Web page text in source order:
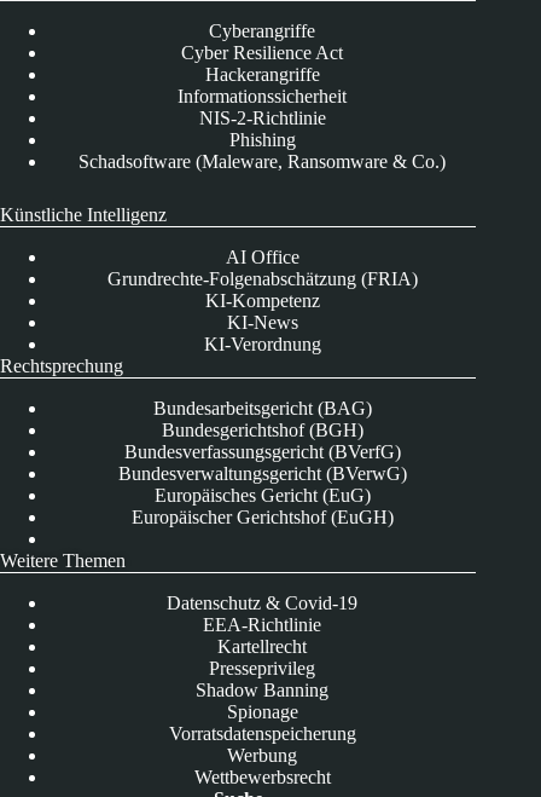
Cyberangriffe
Cyber Resilience Act
Hackerangriffe
Informationssicherheit
NIS-2-Richtlinie
Phishing
Schadsoftware (Maleware, Ransomware & Co.)
Künstliche Intelligenz
AI Office
Grundrechte-Folgenabschätzung (FRIA)
KI-Kompetenz
KI-News
KI-Verordnung
Rechtsprechung
Bundesarbeitsgericht (BAG)
Bundesgerichtshof (BGH)
Bundesverfassungsgericht (BVerfG)
Bundesverwaltungsgericht (BVerwG)
Europäisches Gericht (EuG)
Europäischer Gerichtshof (EuGH)
Weitere Themen
Datenschutz & Covid-19
EEA-Richtlinie
Kartellrecht
Presseprivileg
Shadow Banning
Spionage
Vorratsdatenspeicherung
Werbung
Wettbewerbsrecht